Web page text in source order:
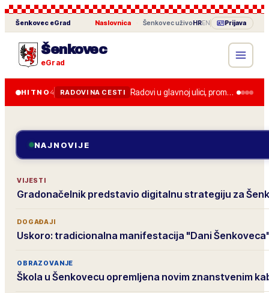
Šenkovec eGrad Naslovnica ŠenkovecuživoHREN Prijava
Šenkovec
eGrad
HITNO 4 RADOVI NA CESTI Radovi u glavnoj ulici, promet je usporen do kraja tjedna.
NAJNOVIJE
VIJESTI
Gradonačelnik predstavio digitalnu strategiju za
DOGAĐAJI
Uskoro: tradicionalna manifestacija "Dani
OBRAZOVANJE
Škola u Šenkovecu opremljena novim znanstvenim